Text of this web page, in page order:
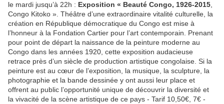
le mardi jusqu’à 22h : Exposition « Beauté Congo, 1926-2015
Congo Kitoko ». Théâtre d’une extraordinaire vitalité culturelle, la
création en République démocratique du Congo est mise à
l’honneur à la Fondation Cartier pour l’art contemporain. Prenant
pour point de départ la naissance de la peinture moderne au
Congo dans les années 1920, cette exposition audacieuse
retrace près d’un siècle de production artistique congolaise. Si la
peinture est au cœur de l’exposition, la musique, la sculpture, la
photographie et la bande dessinée y ont aussi leur place et
offrent au public l’opportunité unique de découvrir la diversité et
la vivacité de la scène artistique de ce pays - Tarif 10,50€, 7€ -